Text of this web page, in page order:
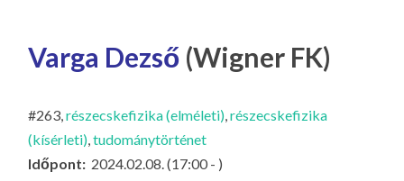
IL
LA
O
Varga Dezső (Wigner FK)
#263,részecskefizika (elméleti),részecskefizika
(kísérleti),tudománytörténet
Időpont: 2024.02.08. (17:00 - )